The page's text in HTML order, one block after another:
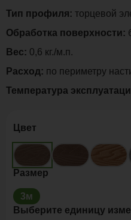
Цвет
Размер
3м
Выберите единицу
Тип профиля: торцевой
Обработка поверхности:
Вес: 0,6 кг./м.п.
Расход: по периметру
Температура